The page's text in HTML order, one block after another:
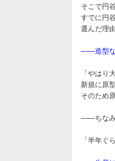
そこで円
すでに円
選んだ理
――造型な
「やはり
新規に原
そのため
――ちなみ
「半年ぐ